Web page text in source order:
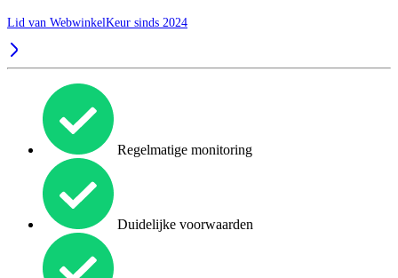
Lid van WebwinkelKeur sinds 2024
Regelmatige monitoring
Duidelijke voorwaarden